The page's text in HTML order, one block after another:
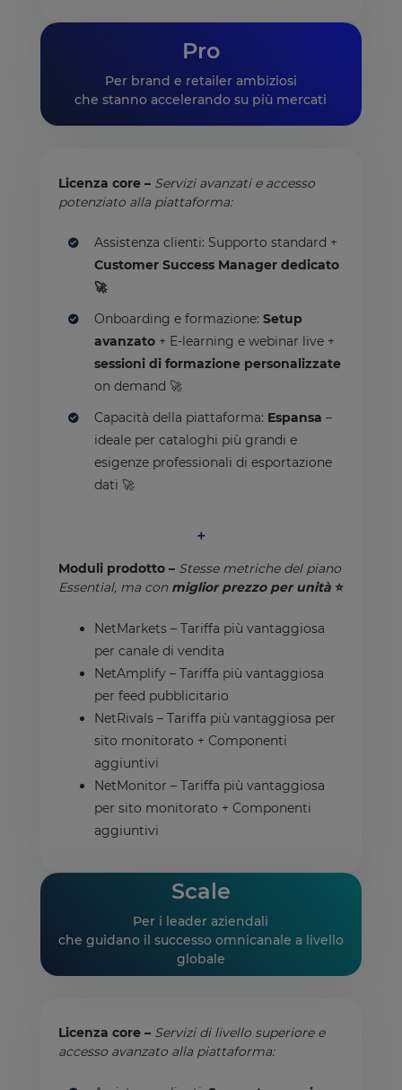
Pro
Per brand e retailer ambiziosi
che stanno accelerando su più mercati
Licenza core – Servizi avanzati e accesso
potenziato alla piattaforma:
Assistenza clienti: Supporto standard +
Customer Success Manager dedicato
🚀
Onboarding e formazione: Setup
avanzato+ E-learning e webinar live +
sessioni di formazione personalizzate
on demand 🚀
Capacità della piattaforma: Espansa –
ideale per cataloghi più grandi e
esigenze professionali di esportazione
dati 🚀
＋
Moduli prodotto – Stesse metriche del piano
Essential, ma con miglior prezzo per unità⭐
NetMarkets – Tariffa più vantaggiosa
per canale di vendita
NetAmplify – Tariffa più vantaggiosa
per feed pubblicitario
NetRivals – Tariffa più vantaggiosa per
sito monitorato + Componenti
aggiuntivi
NetMonitor – Tariffa più vantaggiosa
per sito monitorato + Componenti
aggiuntivi
Scale
Per i leader aziendali
che guidano il successo omnicanale a livello
globale
Licenza core – Servizi di livello superiore e
accesso avanzato alla piattaforma: